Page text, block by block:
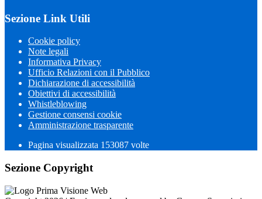
Sezione Link Utili
Cookie policy
Note legali
Informativa Privacy
Ufficio Relazioni con il Pubblico
Dichiarazione di accessibilità
Obiettivi di accessibilità
Whistleblowing
Gestione consensi cookie
Amministrazione trasparente
Pagina visualizzata 153087 volte
Sezione Copyright